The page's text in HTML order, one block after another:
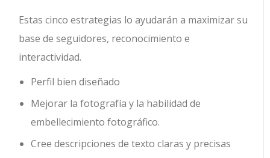
Estas cinco estrategias lo ayudarán a maximizar su
base de seguidores, reconocimiento e
interactividad.
Perfil bien diseñado
Mejorar la fotografía y la habilidad de
embellecimiento fotográfico.
Cree descripciones de texto claras y precisas